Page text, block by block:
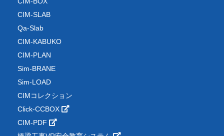
CIM-SLAB
Qa-Slab
CIM-KABUKO
CIM-PLAN
Sim-BRANE
Sim-LOAD
CIMコレクション
Click-CCBOX
CIM-PDF